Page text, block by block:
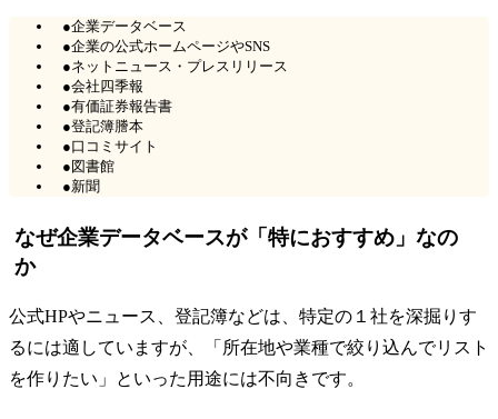
●企業データベース
●企業の公式ホームページやSNS
●ネットニュース・プレスリリース
●会社四季報
●有価証券報告書
●登記簿謄本
●口コミサイト
●図書館
●新聞
なぜ企業データベースが「特におすすめ」なの
か
公式HPやニュース、登記簿などは、特定の１社を深掘りす
るには適していますが、「所在地や業種で絞り込んでリスト
を作りたい」といった用途には不向きです。